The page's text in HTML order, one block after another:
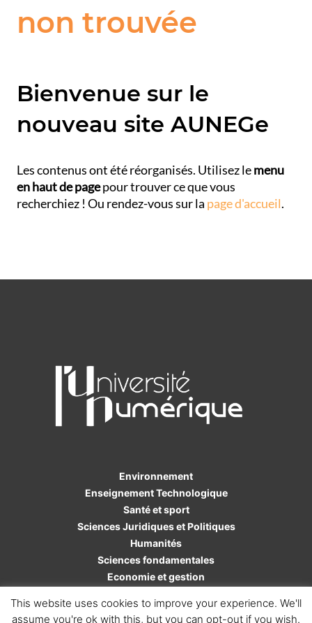
non trouvée
Bienvenue sur le
nouveau site AUNEGe
Les contenus ont été réorganisés. Utilisez lemenu
en haut de pagepour trouver ce que vous
recherchiez ! Ou rendez-vous sur la page d'accueil.
Environnement
Enseignement Technologique
Santé et sport
Sciences Juridiques et Politiques
Humanités
Sciences fondamentales
Economie et gestion
This website uses cookies to improve your experience. We'll
assume you're ok with this, but you can opt-out if you wish.